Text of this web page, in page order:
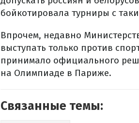
бойкотировала турниры с
Впрочем, недавно
выступать только против
принимало официального
на Олимпиаде в Париже.
Связанные темы: